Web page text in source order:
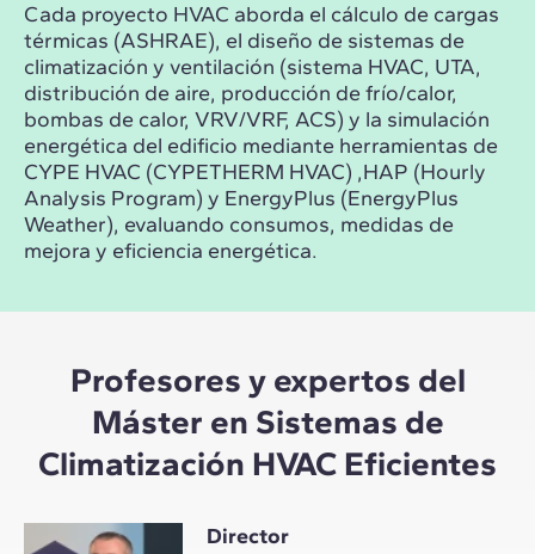
Cada proyecto HVAC aborda el cálculo de cargas
térmicas (ASHRAE), el diseño de sistemas de
climatización y ventilación (sistema HVAC, UTA,
distribución de aire, producción de frío/calor,
bombas de calor, VRV/VRF, ACS) y la simulación
energética del edificio mediante herramientas de
CYPE HVAC (CYPETHERM HVAC) ,HAP (Hourly
Analysis Program) y EnergyPlus (EnergyPlus
Weather), evaluando consumos, medidas de
mejora y eficiencia energética.
Profesores y expertos del
Máster en Sistemas de
Climatización HVAC Eficientes
Director